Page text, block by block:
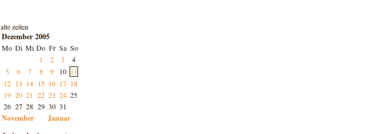
alte zeiten
Dezember 2005
Mo Di Mi Do Fr Sa So
1
2 3
4
5
6 7 8 9 10 11
12 13 14 15 16 17 18
19 20 21 22 23 24 25
26 27 28 29 30 31
November
Januar